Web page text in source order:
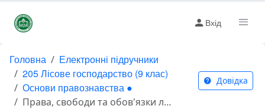
Вхід
Головна
Електронні підручники
205 Лісове господарство (9 клас)
Основи правознавства ●
Права, свободи та обов'язки людини і громадянина в Україні.
Довідка